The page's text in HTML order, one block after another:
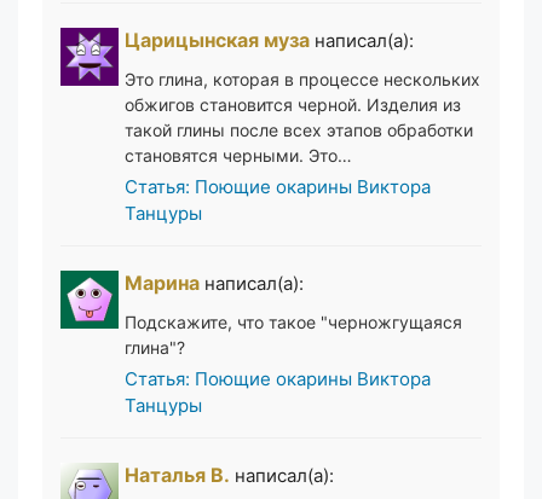
Царицынская муза написал(а):
Это глина, которая в процессе нескольких
обжигов становится черной. Изделия из
такой глины после всех этапов обработки
становятся черными. Это…
Статья: Поющие окарины Виктора
Танцуры
Марина написал(а):
Подскажите, что такое "черножгущаяся
глина"?
Статья: Поющие окарины Виктора
Танцуры
Наталья В. написал(а):